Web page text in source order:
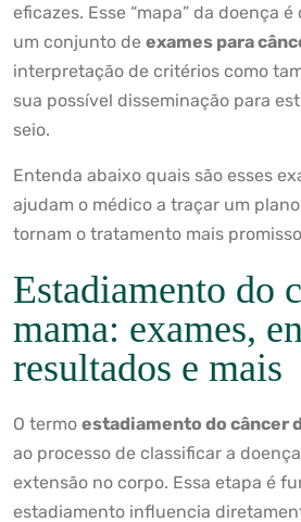
eficazes. Esse “mapa” da doença
um conjunto de exames para
interpretação de critérios como
sua possível disseminação para
seio.
Entenda abaixo quais são esses
ajudam o médico a traçar um
tornam o tratamento mais
Estadiamento do
mama: exames,
resultados e mais
O termo estadiamento do câncer
ao processo de classificar a
extensão no corpo. Essa etapa é
estadiamento influencia